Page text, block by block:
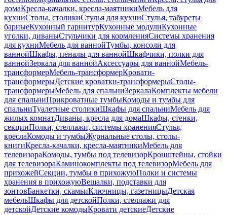
домаКресла-качалки, кресла-маятникиМебель для
кухниСтолы, столикиСтулья для кухниСтулья, табуреты
барныеКухонный гарнитурКухонные модулиКухонные
уголки, диваныСтульчики для кормленияСистемы хранения
для кухниМебель для ваннойТумбы, консоли для
ваннойШкафы, пеналы для ваннойШкафчики, полки для
ваннойЗеркала для ваннойАксессуары для ваннойМебель-
трансформерМебель-трансформерКровати-
трансформерыДетские кроватки-трансформерыСтолы-
трансформерыМебель для спальниЗеркалаКомплекты мебели
для спальниПрикроватные тумбыКомоды и тумбы для
спальниТуалетные столикиШкафы для спальниМебель для
жилых комнатДиваны, кресла для домаШкафы, стенки,
секцииПолки, стеллажи, системы храненияСтулья,
креслаКомоды и тумбыЖурнальные столы, столы-
книгиКресла-качалки, кресла-маятникиМебель для
телевизораКомоды, тумбы под телевизорКронштейны, стойки
для телевизораКаминокомплекты под телевизорМебель для
прихожейСекции, тумбы в прихожуюПолки и системы
хранения в прихожуюВешалки, подставки для
зонтовБанкетки, скамьиКлючницы, газетницыДетская
мебельШкафы для детскойПолки, стеллажи для
детскойДетские комодыКровати детскиеДетские